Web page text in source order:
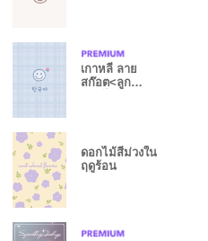
เกาหลี ลาย
สก๊อต<ลูก
ดอกไม้สีม่วงใน
ฤดูร้อน